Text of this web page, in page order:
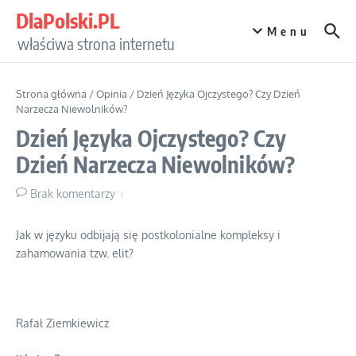
DlaPolski.PL
właściwa strona internetu
Menu
Strona główna /Opinia / Dzień Języka Ojczystego? Czy Dzień
Narzecza Niewolników?
Dzień Języka Ojczystego? Czy
Dzień Narzecza Niewolników?
Brak komentarzy
Jak w języku odbijają się postkolonialne kompleksy i
zahamowania tzw. elit?
Rafał Ziemkiewicz